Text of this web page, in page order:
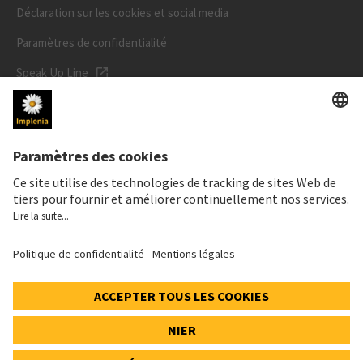
Déclaration sur les cookies et social media
Paramètres de confidentialité
Speak Up Line
PRIX DE L'ACTION
ISIN: CH0023868554
62,30 CHF
0,00 CHF (0,00%)
© 2026 Implenia AG